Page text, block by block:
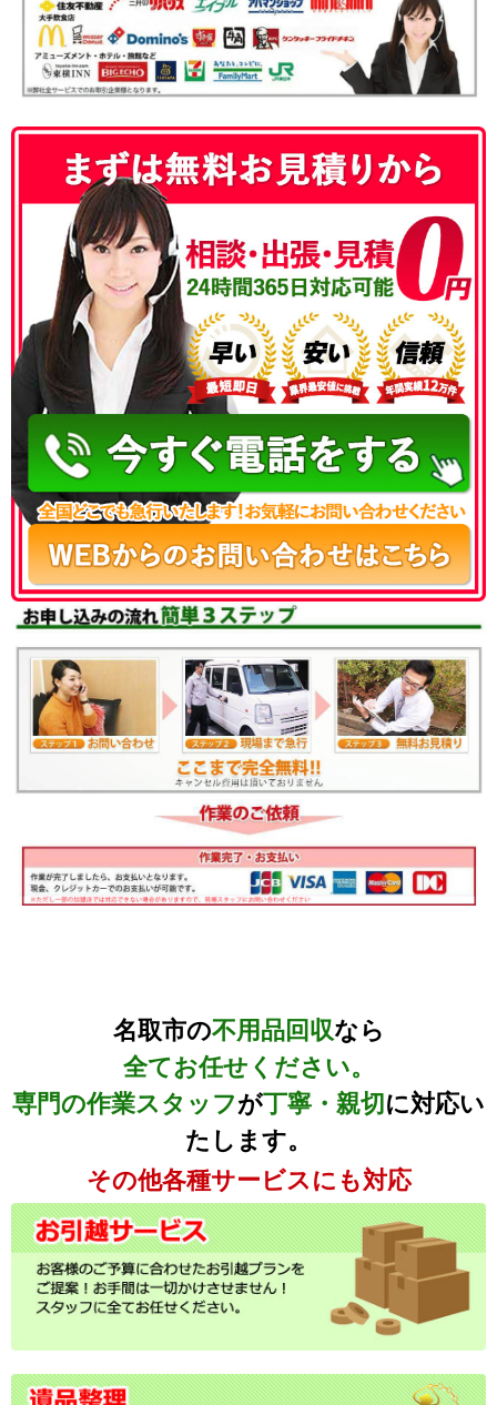
050-3186-4780
名取市の不用品回収なら
全てお任せください。
専門の作業スタッフが丁寧・親切 に対応い
たします。
その他各種サービスにも対応